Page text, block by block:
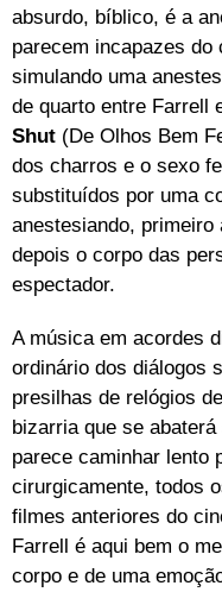
absurdo, bíblico, é a
parecem incapazes do
simulando uma
de quarto entre Farrell
Shut (De Olhos Bem
dos charros e o sexo
substituídos por uma
anestesiando,
depois o corpo das
espectador.
A música em acordes
ordinário dos diálogos
presilhas de relógios
bizarria que se
parece caminhar lento
cirurgicamente, todos
filmes anteriores do
Farrell é aqui bem o
corpo e de uma